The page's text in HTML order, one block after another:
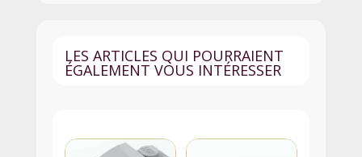
LES ARTICLES QUI POURRAIENT
ÉGALEMENT VOUS INTÉRESSER